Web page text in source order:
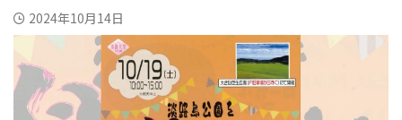
2024年10月14日